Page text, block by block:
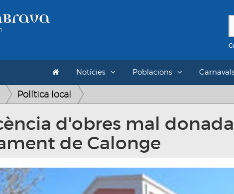
Notícies Poblacions
Política local
d'obres mal
de Calonge